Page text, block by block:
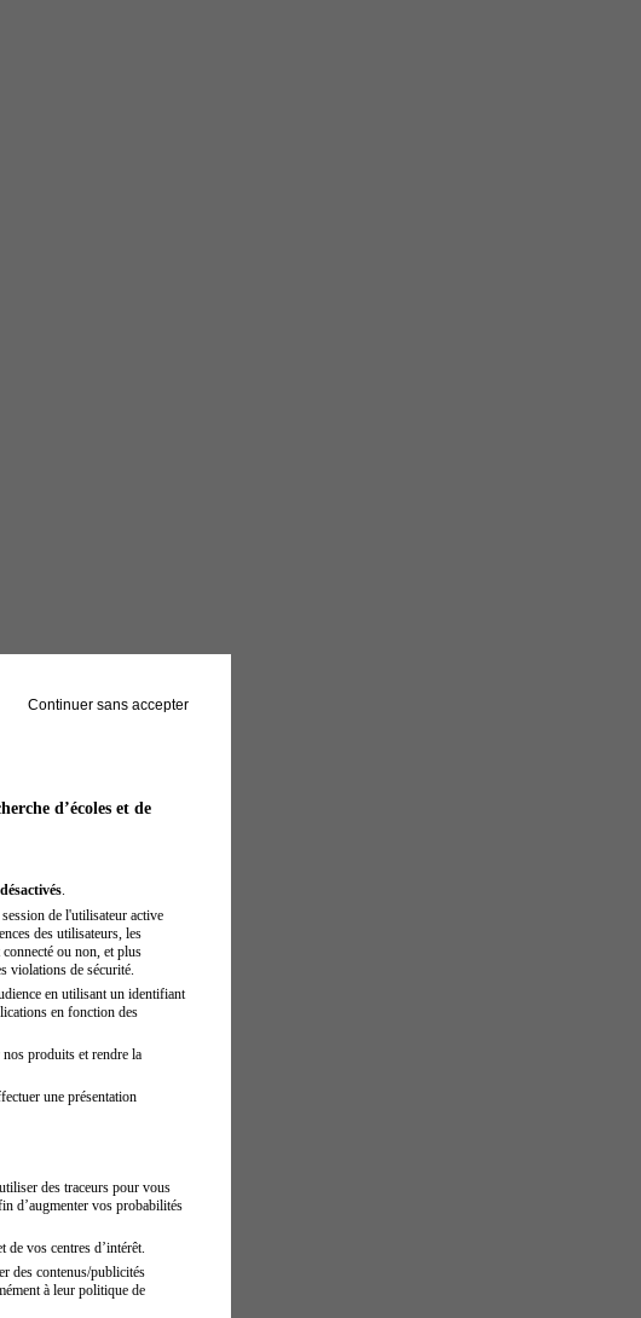
Continuer sans accepter
d’écoles et de
.
de l'utilisateur active
des utilisateurs, les
ou non, et plus
violations de sécurité.
en utilisant un identifiant
en fonction des
produits et rendre la
une présentation
des traceurs pour vous
d’augmenter vos probabilités
vos centres d’intérêt.
des contenus/publicités
à leur politique de